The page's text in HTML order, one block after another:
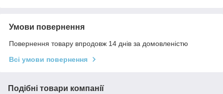
Умови повернення
Повернення товару впродовж 14 днів за домовленістю
Всі умови повернення
Подібні товари компанії